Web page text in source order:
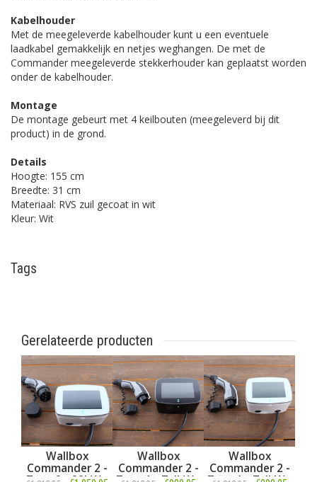
Kabelhouder
Met de meegeleverde kabelhouder kunt u een eventuele
laadkabel gemakkelijk en netjes weghangen. De met de
Commander meegeleverde stekkerhouder kan geplaatst worden
onder de kabelhouder.
Montage
De montage gebeurt met 4 keilbouten (meegeleverd bij dit
product) in de grond.
Details
Hoogte: 155 cm
Breedte: 31 cm
Materiaal: RVS zuil gecoat in wit
Kleur: Wit
Tags
Gerelateerde producten
Wallbox
Commander 2 -
Wallbox
Commander 2 -
Wallbox
Commander 2 -